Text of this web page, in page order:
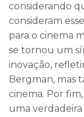
considerando
consideram
para o cinema
se tornou um
inovação,
Bergman, mas
cinema. Por
uma